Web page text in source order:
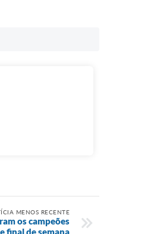
MENOS RECENTE
os campeões
final de semana